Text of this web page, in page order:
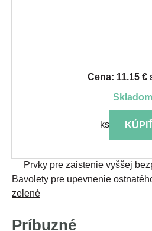
Cena: 11.15 €
skladom
ks
Prvky pre zaistenie vyššej
Bavolety pre upevnenie
zelené
Príbuzné